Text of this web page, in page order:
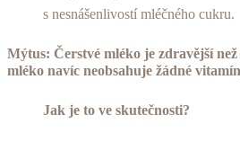
s nesnášenlivostí mléčného cukru.
Mýtus: Čerstvé mléko je zdravější
mléko navíc neobsahuje žádné
Jak je to ve skutečnosti?